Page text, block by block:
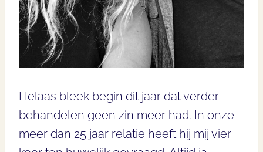
Helaas bleek begin dit jaar dat verder
behandelen geen zin meer had. In onze
meer dan 25 jaar relatie heeft hij mij vier